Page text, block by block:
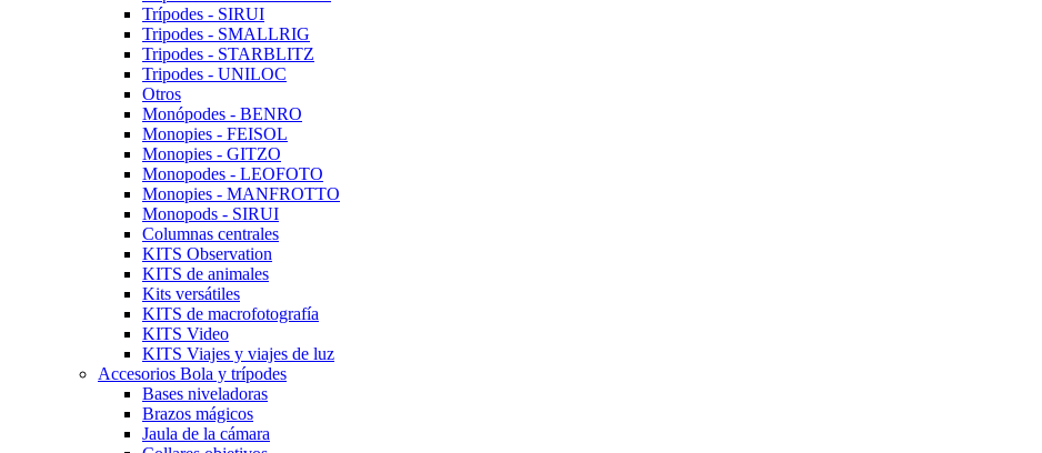
Trípodes - SIRUI
Tripodes - SMALLRIG
Tripodes - STARBLITZ
Tripodes - UNILOC
Otros
Monópodes - BENRO
Monopies - FEISOL
Monopies - GITZO
Monopodes - LEOFOTO
Monopies - MANFROTTO
Monopods - SIRUI
Columnas centrales
KITS Observation
KITS de animales
Kits versátiles
KITS de macrofotografía
KITS Video
KITS Viajes y viajes de luz
Accesorios Bola y trípodes
Bases niveladoras
Brazos mágicos
Jaula de la cámara